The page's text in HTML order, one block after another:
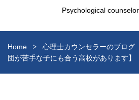
Psychological
Home 心理士カウンセラーのブログ
団が苦手な子にも合う高校があります】